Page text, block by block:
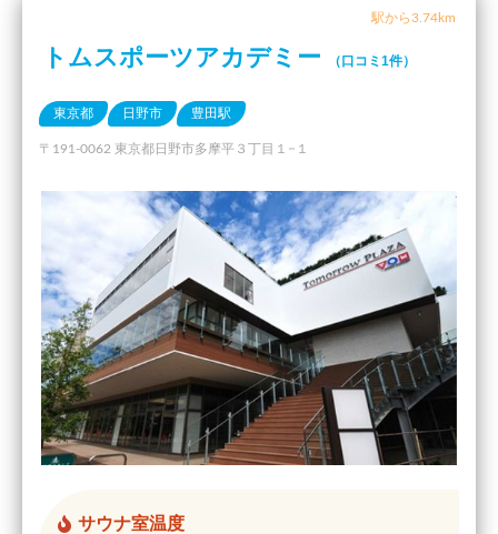
駅から3.74km
トムスポーツアカデミー （口コミ1件）
東京都 日野市 豊田駅
〒191-0062 東京都日野市多摩平３丁目１−１
サウナ室温度